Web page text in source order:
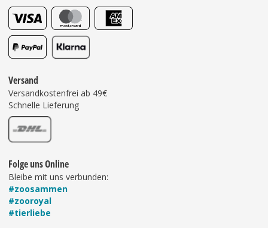
Versand
Versandkostenfrei ab 49€
Schnelle Lieferung
Folge uns Online
Bleibe mit uns verbunden:
#zoosammen
#zooroyal
#tierliebe